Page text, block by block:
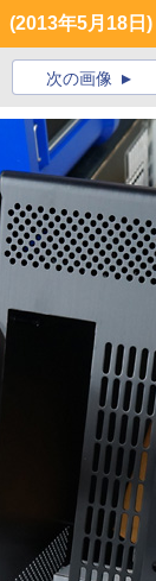
年5月18日)
次の画像